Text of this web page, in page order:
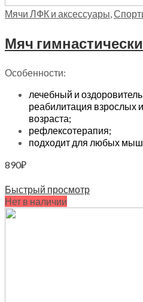
Мячи ЛФК и аксессуары
Особенности:
лечебный и
реабилитация взрослых
возраста;
рефлексотерапия;
подходит для любых
890₽
Быстрый просмотр
Нет в наличии